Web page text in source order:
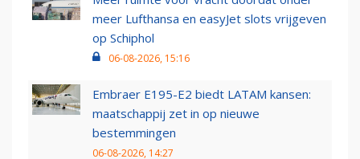
meer Lufthansa en easyJet slots vrijgeven
op Schiphol
06-08-2026, 15:16
Embraer E195-E2 biedt LATAM kansen:
maatschappij zet in op nieuwe
bestemmingen
06-08-2026, 14:27